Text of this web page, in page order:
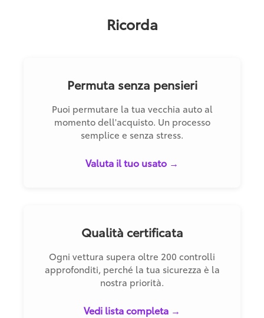
Ricorda
Permuta senza pensieri
Puoi permutare la tua vecchia auto al
momento dell'acquisto. Un processo
semplice e senza stress.
Valuta il tuo usato →
Qualità certificata
Ogni vettura supera oltre 200 controlli
approfonditi, perché la tua sicurezza è la
nostra priorità.
Vedi lista completa →